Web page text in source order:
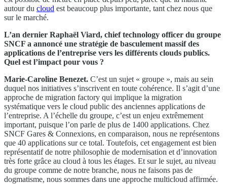
autour du cloud est beaucoup plus importante, tant chez nous que
sur le marché.
L’an dernier Raphaël Viard, chief technology officer du groupe
SNCF a annoncé une stratégie de basculement massif des
applications de l’entreprise vers les différents clouds publics.
Quel est l’impact pour vous ?
Marie-Caroline Benezet. C’est un sujet « groupe », mais au sein
duquel nos initiatives s’inscrivent en toute cohérence. Il s’agit d’une
approche de migration factory qui implique la migration
systématique vers le cloud public des anciennes applications de
l’entreprise. A l’échelle du groupe, c’est un enjeu extrêmement
important, puisque l’on parle de plus de 1400 applications. Chez
SNCF Gares & Connexions, en comparaison, nous ne représentons
que 40 applications sur ce total. Toutefois, cet engagement est bien
représentatif de notre philosophie de modernisation et d’innovation
très forte grâce au cloud à tous les étages. Et sur le sujet, au niveau
du groupe comme de notre branche, nous ne faisons pas de
dogmatisme, nous sommes dans une approche multicloud affirmée.